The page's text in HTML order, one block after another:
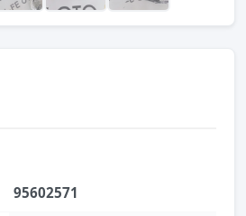
95602571